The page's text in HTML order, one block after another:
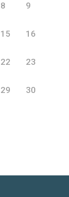
8 9
15 16
22 23
29 30